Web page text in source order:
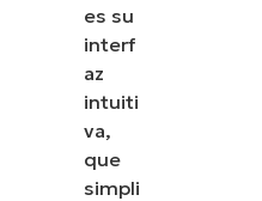
es su
interf
az
intuiti
va,
que
simpli